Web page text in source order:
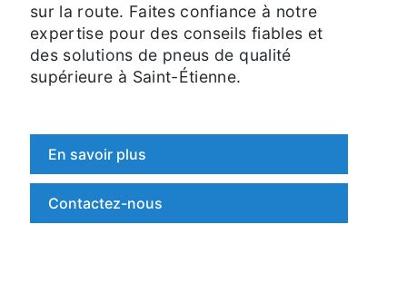
sur la route. Faites confiance à notre
expertise pour des conseils fiables et
des solutions de pneus de qualité
supérieure à Saint-Étienne.
En savoir plus
Contactez-nous